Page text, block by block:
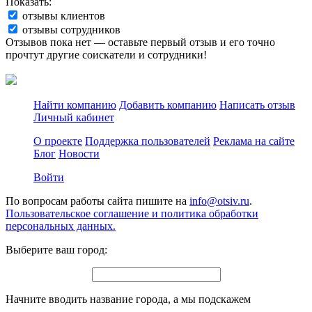
отзывы клиентов
отзывы сотрудников
Отзывов пока нет — оставьте первый отзыв и его точно
прочтут другие соискатели и сотрудники!
Найти компанию Добавить компанию Написать отзыв
Личный кабинет
О проекте Поддержка пользователей Реклама на сайте
Блог Новости
Войти
По вопросам работы сайта пишите на info@otsiv.ru.
Пользовательское соглашение и политика обработки
персональных данных.
Выберите ваш город:
Начните вводить название города, а мы подскажем